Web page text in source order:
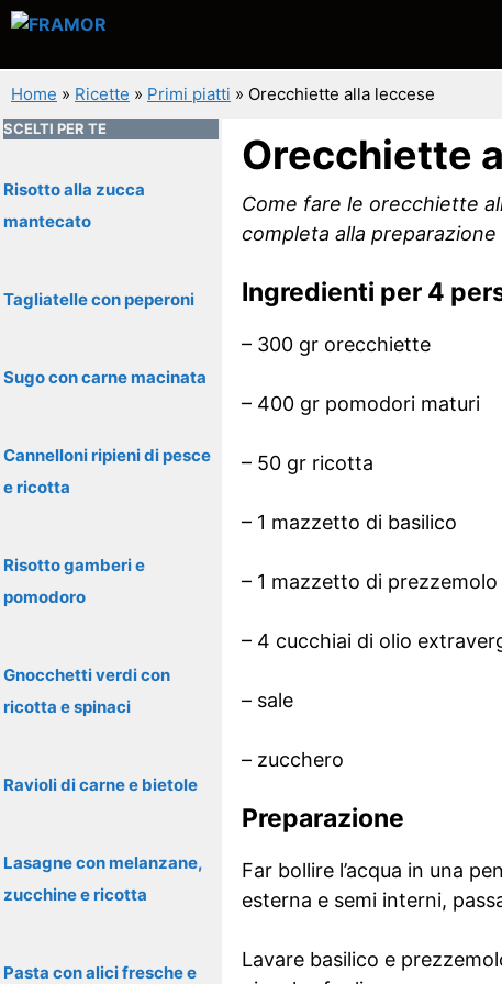
Vai
contenuto
Home » Ricette » Primi piatti » Orecchiette alla leccese
Orecchiette
Come fare le orecchiette
completa alla
Ingredienti per 4
– 300 gr orecchiette
– 400 gr pomodori maturi
– 50 gr ricotta
– 1 mazzetto di basilico
– 1 mazzetto di prezzemolo
– 4 cucchiai di olio
– sale
– zucchero
Preparazione
Far bollire l’acqua in una
esterna e semi interni,
Lavare basilico e
SCELTI PER TE
Risotto alla zucca
mantecato
Tagliatelle con peperoni
Sugo con carne macinata
Cannelloni ripieni di pesce
e ricotta
Risotto gamberi e
pomodoro
Gnocchetti verdi con
ricotta e spinaci
Ravioli di carne e bietole
Lasagne con melanzane,
zucchine e ricotta
Pasta con alici fresche e